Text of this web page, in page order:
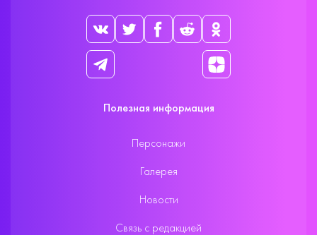
Полезная информация
Персонажи
Галерея
Новости
Связь с редакцией